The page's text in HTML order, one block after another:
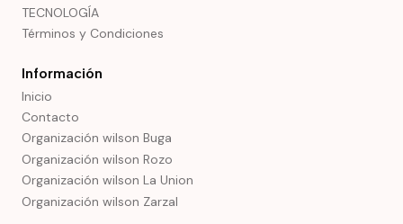
TECNOLOGÍA
Términos y Condiciones
Información
Inicio
Contacto
Organización wilson Buga
Organización wilson Rozo
Organización wilson La Union
Organización wilson Zarzal